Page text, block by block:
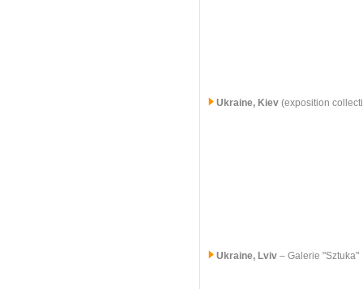
Ukraine, Kiev (exposition
Ukraine, Lviv – Galerie "Sztuka"